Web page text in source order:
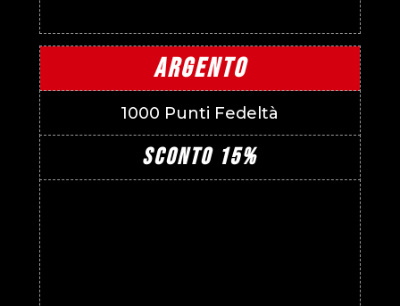
ARGENTO
1000 Punti Fedeltà
SCONTO 15%